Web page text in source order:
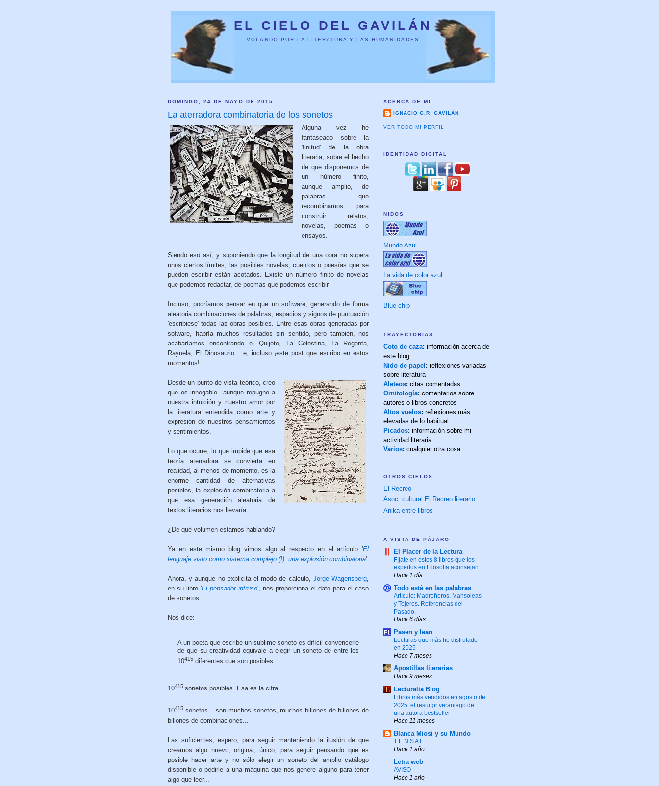
EL CIELO DEL GAVILÁN
VOLANDO POR LA LITERATURA Y LAS HUMANIDADES
DOMINGO, 24 DE MAYO DE 2015
La aterradora combinatoria de los sonetos
Alguna vez he
fantaseado sobre la
'finitud' de la obra
literaria, sobre el hecho
de que disponemos de
un número finito,
aunque amplio, de
palabras que
recombinamos para
construir relatos,
novelas, poemas o
ensayos.
Siendo eso así, y suponiendo que la longitud de una obra no supera
unos ciertos límites, las posibles novelas, cuentos o poesías que se
pueden escribir están acotados. Existe un número finito de novelas
que podemos redactar, de poemas que podemos escribir.
Incluso, podríamos pensar en que un software, generando de forma
aleatoria combinaciones de palabras, espacios y signos de puntuación
'escribiese' todas las obras posibles. Entre esas obras generadas por
sofware, habría muchos resultados sin sentido, pero también, nos
acabaríamos encontrando el Quijote, La Celestina, La Regenta,
Rayuela, El Dinosaurio... e, incluso ¡este post que escribo en estos
momentos!
Desde un punto de vista teórico, creo
que es innegable...aunque repugne a
nuestra intuición y nuestro amor por
la literatura entendida como arte y
expresión de nuestros pensamientos
y sentimientos.
Lo que ocurre, lo que impide que esa
teoría aterradora se convierta en
realidad, al menos de momento, es la
enorme cantidad de alternativas
posibles, la explosión combinatoria a
que esa generación aleatoria de
textos literarios nos llevaría.
¿De qué volumen estamos hablando?
Ya en este mismo blog vimos algo al respecto en el artículo 'El
lenguaje visto como sistema complejo (I): una explosión combinatoria'
Ahora, y aunque no explicita el modo de cálculo, Jorge Wagensberg
en su libro 'El pensador intruso', nos proporciona el dato para el caso
de sonetos.
Nos dice:
A un poeta que escribe un sublime soneto es difícil convencerle
de que su creatividad equivale a elegir un soneto de entre los
10415 diferentes que son posibles.
10415 sonetos posibles. Esa es la cifra.
10415 sonetos... son muchos sonetos, muchos billones de billones de
billones de combinaciones...
Las suficientes, espero, para seguir manteniendo la ilusión de que
creamos algo nuevo, original, único, para seguir pensando que es
posible hacer arte y no sólo elegir un soneto del amplio catálogo
disponible o pedirle a una máquina que nos genere alguno para tener
algo que leer...
ACERCA DE MI
IGNACIO G.R: GAVILÁN
VER TODO MI PERFIL
IDENTIDAD DIGITAL
NIDOS
Mundo Azul
La vida de color azul
Blue chip
TRAYECTORIAS
Coto de caza: información acerca de
este blog
Nido de papel: reflexiones variadas
sobre literatura
Aleteos: citas comentadas
Ornitología: comentarios sobre
autores o libros concretos
Altos vuelos: reflexiones más
elevadas de lo habitual
Picados: información sobre mi
actividad literaria
Varios: cualquier otra cosa
OTROS CIELOS
El Recreo
Asoc. cultural El Recreo literario
Anika entre libros
A VISTA DE PÁJARO
El Placer de la Lectura
Fíjate en estos 8 libros que los
expertos en Filosofía aconsejan
Hace 1 día
Todo está en las palabras
Artículo: Madreñeros, Mansoleas
y Tejeros. Referencias del
Pasado.
Hace 6 días
Pasen y lean
Lecturas que más he disfrutado
en 2025
Hace 7 meses
Apostillas literarias
Hace 9 meses
Lecturalia Blog
Libros más vendidos en agosto de
2025: el resurgir veraniego de
una autora bestseller
Hace 11 meses
Blanca Miosi y su Mundo
T E N S A I
Hace 1 año
Letra web
AVISO
Hace 1 año